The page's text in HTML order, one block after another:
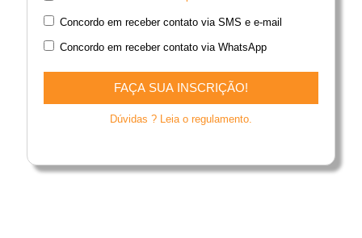
Concordo em receber contato via SMS e e-mail
Concordo em receber contato via WhatsApp
Dúvidas ? Leia o regulamento.